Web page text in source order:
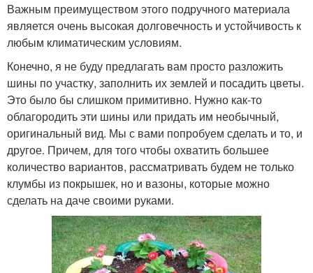
Важным преимуществом этого подручного материала
является очень высокая долговечность и устойчивость к
любым климатическим условиям.
Конечно, я не буду предлагать вам просто разложить
шины по участку, заполнить их землей и посадить цветы.
Это было бы слишком примитивно. Нужно как-то
облагородить эти шины или придать им необычный,
оригинальный вид. Мы с вами попробуем сделать и то, и
другое. Причем, для того чтобы охватить большее
количество вариантов, рассматривать будем не только
клумбы из покрышек, но и вазоны, которые можно
сделать на даче своими руками.